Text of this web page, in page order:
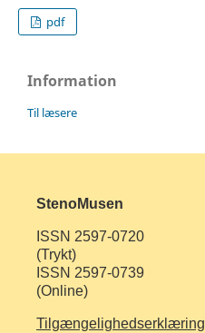
pdf
Information
Til læsere
StenoMusen
ISSN 2597-0720
(Trykt)
ISSN 2597-0739
(Online)
Tilgængelighedserklæring